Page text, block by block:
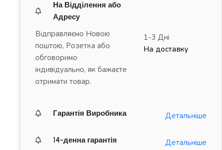
На Відділення або
Адресу
Відправляємо Новою
поштою, Розетка або
обговоримо
індивідуально, як бажаєте
отримати товар.
1-3 Дні
На доставку
Гарантія Виробника Детальніше
14-денна гарантія Детальніше